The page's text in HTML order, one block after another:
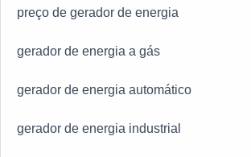
preço de gerador de energia
gerador de energia a gás
gerador de energia automático
gerador de energia industrial